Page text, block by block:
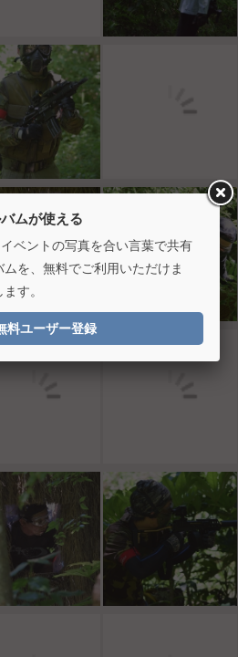
ムが使える
ベントの写真を合い言葉で共有
を、無料でご利用いただけま
す。
料ユーザー登録